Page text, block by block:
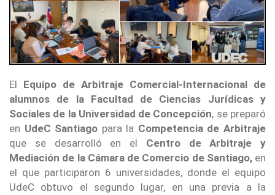
El Equipo de Arbitraje Comercial-Internacional de
alumnos de la Facultad de Ciencias Jurídicas y
Sociales de la Universidad de Concepción, se preparó
en UdeC Santiago para la Competencia de Arbitraje
que se desarrolló en el Centro de Arbitraje y
Mediación de la Cámara de Comercio de Santiago, en
el que participaron 6 universidades, donde el equipo
UdeC obtuvo el segundo lugar, en una previa a la